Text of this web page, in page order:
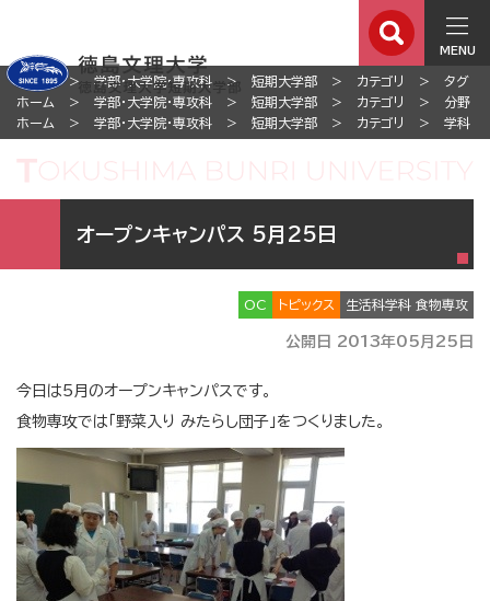
MENU
ホーム 学部・大学院・専攻科 短期大学部 カテゴリ
タグ
ホーム
学部・大学院・専攻科 短期大学部 カテゴリ
分野
ホーム
学部・大学院・専攻科 短期大学部 カテゴリ 学科
オープンキャンパス 5月25日
OC トピックス 生活科学科 食物専攻
公開日 2013年05月25日
今日は5月のオープンキャンパスです。
食物専攻では「野菜入り みたらし団子」をつくりました。